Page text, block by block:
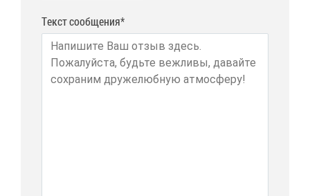
Текст сообщения*